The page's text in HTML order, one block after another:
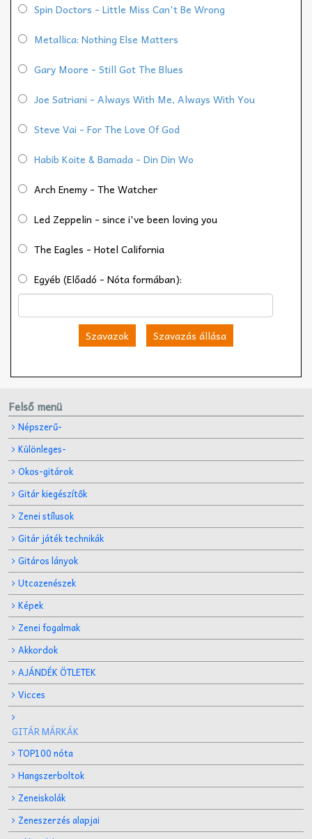
Spin Doctors - Little Miss Can't Be Wrong
Metallica: Nothing Else Matters
Gary Moore - Still Got The Blues
Joe Satriani - Always With Me, Always With You
Steve Vai - For The Love Of God
Habib Koite & Bamada - Din Din Wo
Arch Enemy - The Watcher
Led Zeppelin - since i've been loving you
The Eagles - Hotel California
Egyéb (Előadó - Nóta formában):
Szavazok Szavazás állása
Felső menü
Népszerű-
Különleges-
Okos-gitárok
Gitár kiegészítők
Zenei stílusok
Gitár játék technikák
Gitáros lányok
Utcazenészek
Képek
Zenei fogalmak
Akkordok
AJÁNDÉK ÖTLETEK
Vicces
GITÁR MÁRKÁK
TOP100 nóta
Hangszerboltok
Zeneiskolák
Zeneszerzés alapjai